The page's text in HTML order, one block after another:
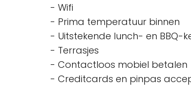
- Wifi
- Prima temperatuur binnen
- Uitstekende lunch- en BBQ-
- Terrasjes
- Contactloos mobiel betalen
- Creditcards en pinpas